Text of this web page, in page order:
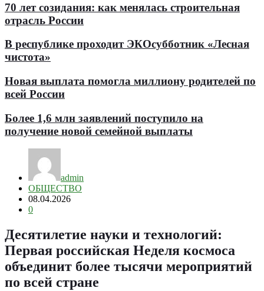
70 лет созидания: как менялась строительная
отрасль России
В республике проходит ЭКОсубботник «Лесная
чистота»
Новая выплата помогла миллиону родителей по
всей России
Более 1,6 млн заявлений поступило на
получение новой семейной выплаты
admin
ОБЩЕСТВО
08.04.2026
0
Десятилетие науки и технологий:
Первая российская Неделя космоса
объединит более тысячи мероприятий
по всей стране